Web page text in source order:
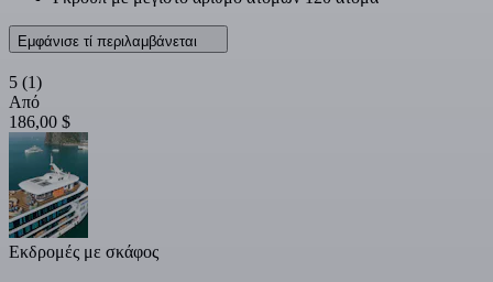
Εμφάνισε τί περιλαμβάνεται
5 (1)
Από
186,00 $
Εκδρομές με σκάφος